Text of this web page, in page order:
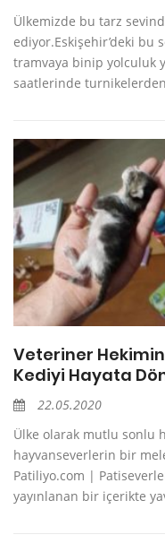
Ülkemizde bu tarz
ediyor.Eskişehir’deki bu
tramvaya binip yolculuk
saatlerinde
Veteriner
Kediyi Hayata
22.05.2020
Ülke olarak mutlu sonlu
hayvanseverlerin bir
Patiliyo.com |
yayınlanan bir içerikte